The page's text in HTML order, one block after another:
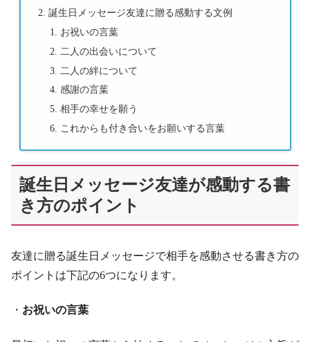
誕生日メッセージ友達に贈る感動する文例
お祝いの言葉
二人の出会いについて
二人の絆について
感謝の言葉
相手の幸せを願う
これからも付き合いをお願いする言葉
誕生日メッセージ友達が感動する書
き方のポイント
友達に贈る誕生日メッセージで相手を感動させる書き方の
ポイントは下記の6つになります。
・ お祝いの言葉